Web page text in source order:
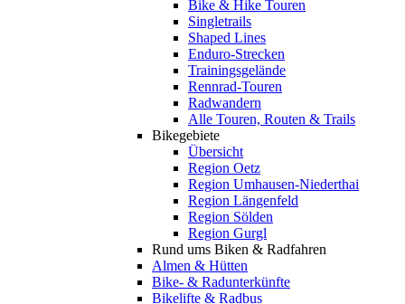
Bike & Hike Touren
Singletrails
Shaped Lines
Enduro-Strecken
Trainingsgelände
Rennrad-Touren
Radwandern
Alle Touren, Routen & Trails
Bikegebiete
Übersicht
Region Oetz
Region Umhausen-Niederthai
Region Längenfeld
Region Sölden
Region Gurgl
Rund ums Biken & Radfahren
Almen & Hütten
Bike- & Radunterkünfte
Bikelifte & Radbus